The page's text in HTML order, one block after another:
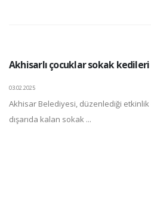
Akhisarlı çocuklar sokak
03.02.2025
Akhisar Belediyesi, düzenlediği
dışarıda kalan sokak ...